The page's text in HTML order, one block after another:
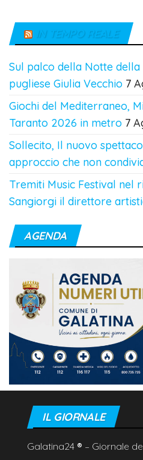
IN TEMPO REALE
Sul palco della Notte
pugliese Giulia Vecchio 7
Giochi del Mediterraneo,
Taranto 2026 in metro 7
Sollecito, Il nuovo
approccio che non
Tremiti Music Festival nel
Sangiorgi il direttore
AGENDA
IL GIORNALE
Galatina24 ® – Giornale